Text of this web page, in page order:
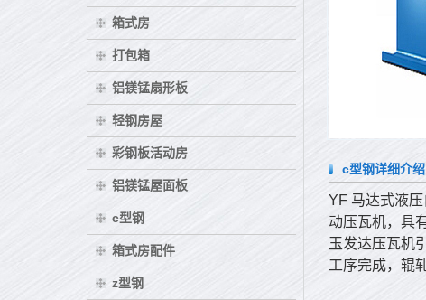
c型钢详细介绍
YF 马达式液压
动压瓦机，具
玉发达压瓦机
工序完成，辊
箱式房
打包箱
铝镁锰扇形板
轻钢房屋
彩钢板活动房
铝镁锰屋面板
c型钢
箱式房配件
z型钢